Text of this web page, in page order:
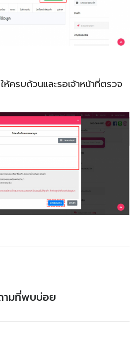
ห้ครบถ้วนและรอเจ้าหน้าที่ตรวจ
ามที่พบบ่อย